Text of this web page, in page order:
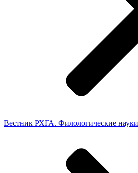
Вестник РХГА. Филологические науки